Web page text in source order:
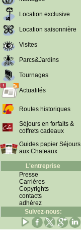
Location exclusive
Location saisonnière
Visites
Parcs&Jardins
Tournages
Actualités
Routes historiques
Séjours en forfaits &
coffrets cadeaux
Guides papier Séjours
aux Chateaux
L'entreprise
Presse
Carrières
Copyrights
contacts
adhérez
Suivez-nous: